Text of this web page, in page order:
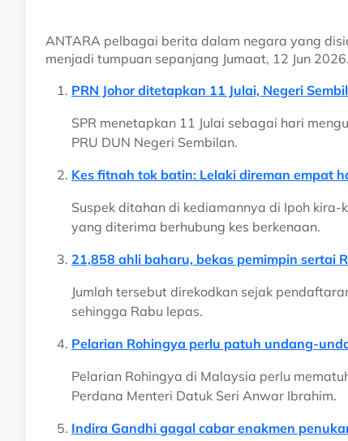
ANTARA pelbagai berita dalam negara yang
menjadi tumpuan sepanjang Jumaat, 12 Jun 2026.
PRN Johor ditetapkan 11 Julai, Negeri
SPR menetapkan 11 Julai sebagai hari
PRU DUN Negeri Sembilan.
Kes fitnah tok batin: Lelaki direman empat
Suspek ditahan di kediamannya di Ipoh
yang diterima berhubung kes berkenaan.
21,858 ahli baharu, bekas pemimpin sertai
Jumlah tersebut direkodkan sejak
sehingga Rabu lepas.
Pelarian Rohingya perlu patuh undang-
Pelarian Rohingya di Malaysia perlu
Perdana Menteri Datuk Seri Anwar Ibrahim.
Indira Gandhi gagal cabar enakmen